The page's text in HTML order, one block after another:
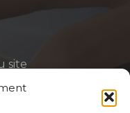
site
de la CPTS